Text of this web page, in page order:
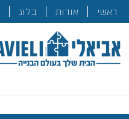
ראשי אודות בלוג